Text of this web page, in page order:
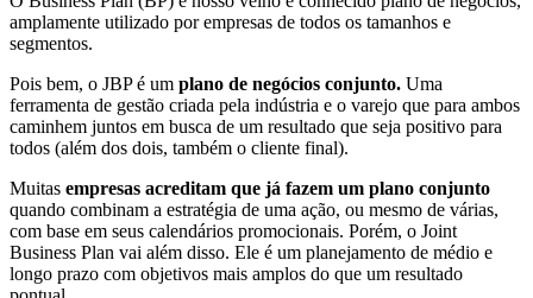
amplamente utilizado por empresas de todos os tamanhos e
segmentos.
Pois bem, o JBP é um plano de negócios conjunto. Uma
ferramenta de gestão criada pela indústria e o varejo que para ambos
caminhem juntos em busca de um resultado que seja positivo para
todos (além dos dois, também o cliente final).
Muitas empresas acreditam que já fazem um plano conjunto
quando combinam a estratégia de uma ação, ou mesmo de várias,
com base em seus calendários promocionais. Porém, o Joint
Business Plan vai além disso. Ele é um planejamento de médio e
longo prazo com objetivos mais amplos do que um resultado